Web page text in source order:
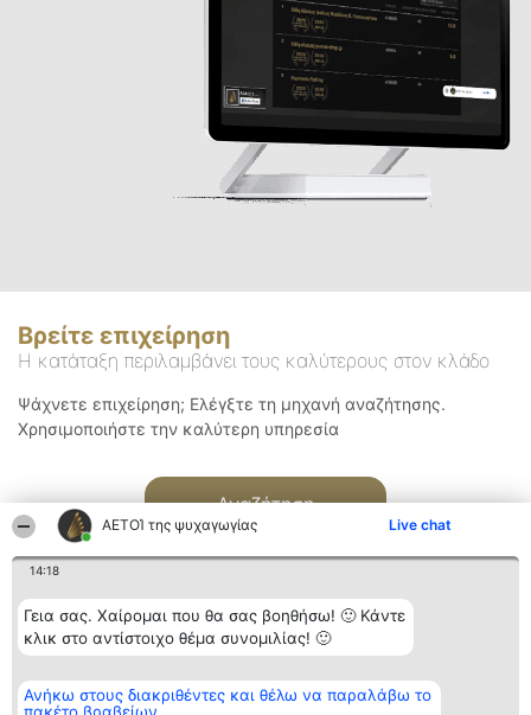
ΑΕΤΟΊ της ψυχαγωγίας Live chat
14:18
Γεια σας. Χαίρομαι που θα σας βοηθήσω! 🙂 Κάντε
κλικ στο αντίστοιχο θέμα συνομιλίας! 🙂
Ανήκω στους διακριθέντες και θέλω να παραλάβω το
Βρείτε επιχείρηση
Η κατάταξη περιλαμβάνει τους καλύτερους στον κλάδο
Ψάχνετε επιχείρηση; Ελέγξτε τη μηχανή αναζήτησης.
Χρησιμοποιήστε την καλύτερη υπηρεσία
Αναζήτηση
Διοργανωτής της
κατάταξης
BEAUTIFUL COMPANY
Κατάταξη
Διακριθέντες
Επικοινωνία
Επικοινωνία